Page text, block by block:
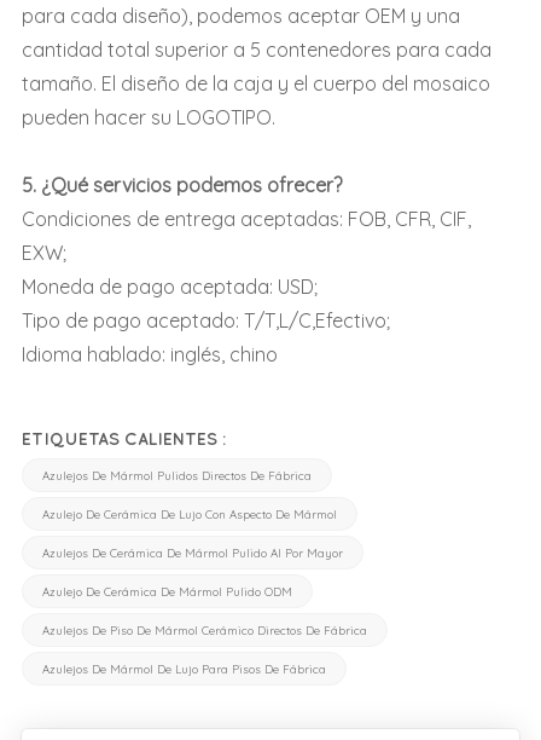
para cada diseño), podemos aceptar OEM y una
cantidad total superior a 5 contenedores para cada
tamaño. El diseño de la caja y el cuerpo del mosaico
pueden hacer su LOGOTIPO.
5. ¿Qué servicios podemos ofrecer?
Condiciones de entrega aceptadas: FOB, CFR, CIF,
EXW;
Moneda de pago aceptada: USD;
Tipo de pago aceptado: T/T,L/C,Efectivo;
Idioma hablado: inglés, chino
ETIQUETAS CALIENTES :
Azulejos De Mármol Pulidos Directos De Fábrica
Azulejo De Cerámica De Lujo Con Aspecto De Mármol
Azulejos De Cerámica De Mármol Pulido Al Por Mayor
Azulejo De Cerámica De Mármol Pulido ODM
Azulejos De Piso De Mármol Cerámico Directos De Fábrica
Azulejos De Mármol De Lujo Para Pisos De Fábrica